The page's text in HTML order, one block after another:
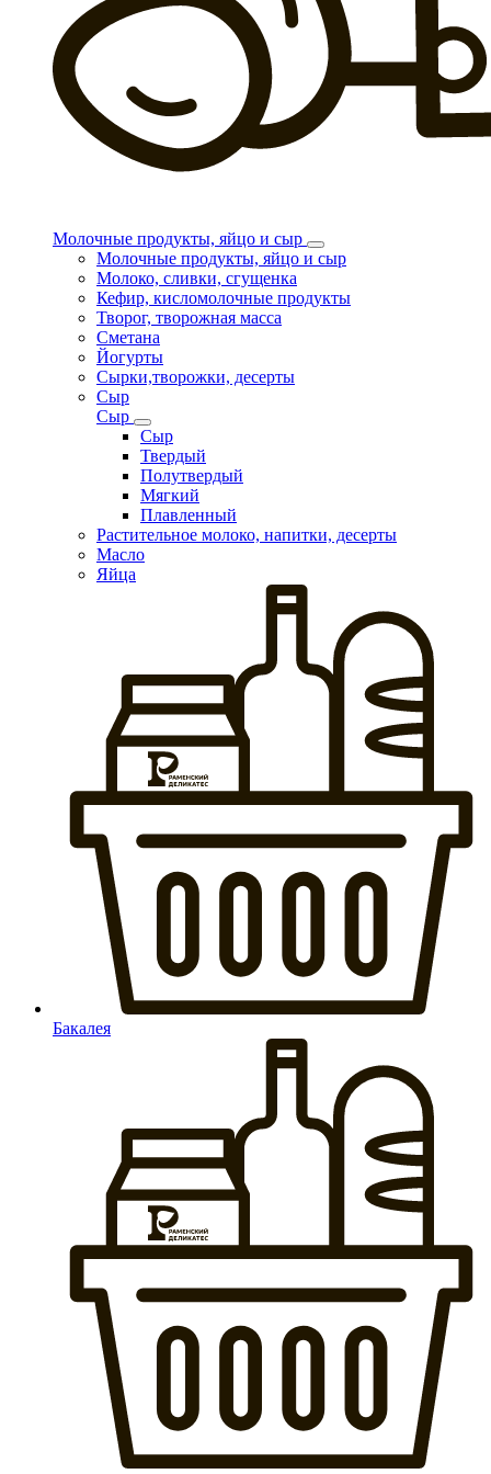
Молочные продукты, яйцо и сыр
Молочные продукты, яйцо и сыр
Молоко, сливки, сгущенка
Кефир, кисломолочные продукты
Творог, творожная масса
Сметана
Йогурты
Сырки,творожки, десерты
Сыр
Сыр
Сыр
Твердый
Полутвердый
Мягкий
Плавленный
Растительное молоко, напитки, десерты
Масло
Яйца
Бакалея